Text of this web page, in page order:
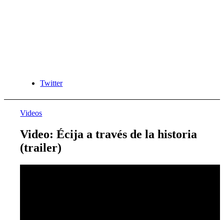
Twitter
Videos
Video: Écija a través de la historia
(trailer)